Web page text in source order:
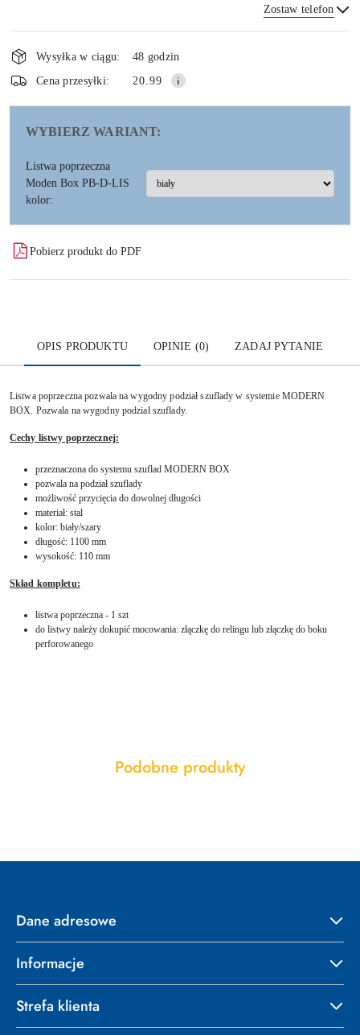
Zostaw telefon
Wyślij
Dostępność
i
dostawa
Wysyłka w ciągu:
48 godzin
Cena przesyłki:
20.99
WYBIERZ WARIANT:
Listwa poprzeczna
Moden Box PB-D-LIS
kolor:
Pobierz produkt do PDF
OPIS PRODUKTU OPINIE (0) ZADAJ PYTANIE
Listwa poprzeczna pozwala na wygodny podział szuflady w systemie MODERN
BOX. Pozwala na wygodny podział szuflady.
Cechy listwy poprzecznej:
przeznaczona do systemu szuflad MODERN BOX
pozwala na podział szuflady
możliwość przycięcia do dowolnej długości
materiał: stal
kolor: biały/szary
długość: 1100 mm
wysokość: 110 mm
Skład kompletu:
listwa poprzeczna - 1 szt
do listwy należy dokupić mocowania: złączkę do relingu lub złączkę do boku
perforowanego
Pomiń karuzelę produktów
Produkty
Podobne produkty
Dane adresowe
Informacje
Strefa klienta